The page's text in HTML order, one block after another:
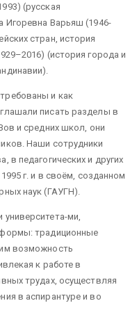
(русская
Игоревна Варьяш (1946-
стран, история
(история города и
и как
писать разделы в
и средних школ, они
Наши сотрудники
педагогических и других
г. и в своём, созданном
наук (ГАУГН).
ми,
традиционные
возможность
к работе в
трудах, осуществляя
в аспирантуре и во